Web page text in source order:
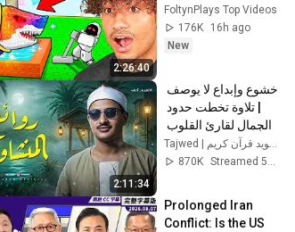
2:26:40
FoltynPlays Top Videos
176K
16h ago
New
2:11:34
الشيخ #المنشاوي |
جودة ممتازة 🎧
870K
Prolonged Iran
Conflict: Is the US